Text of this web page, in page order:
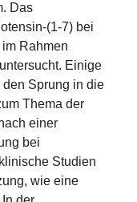
Das
(1-7) bei
Rahmen
Einige
Sprung in die
Thema der
einer
bei
Studien
wie eine